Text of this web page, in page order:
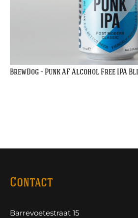
BrewDog – Punk AF Alcohol Free IPA
Contact
Barrevoetestraat 15